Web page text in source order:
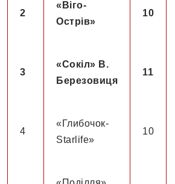
2
«Віго-
Острів»
10
3
«Сокіл» В.
Березовиця
11
4
«Глибочок-
Starlife»
10